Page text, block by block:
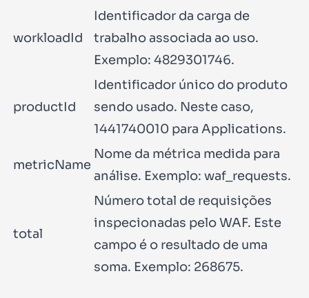
workloadId
Identificador da carga de
trabalho associada ao uso.
Exemplo: 4829301746.
productId
Identificador único do produto
sendo usado. Neste caso,
1441740010 para Applications.
metricName
Nome da métrica medida para
análise. Exemplo: waf_requests.
total
Número total de requisições
inspecionadas pelo WAF. Este
campo é o resultado de uma
soma. Exemplo: 268675.